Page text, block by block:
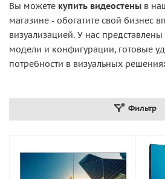
Вы можете купить видеостены в
магазине - обогатите свой бизнес
визуализацией. У нас
модели и конфигурации, готовые
потребности в визуальных
Фильтр